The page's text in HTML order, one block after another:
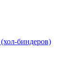
биндеров)